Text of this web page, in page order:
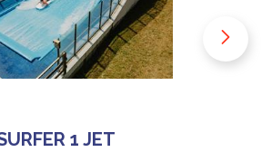
1 JET